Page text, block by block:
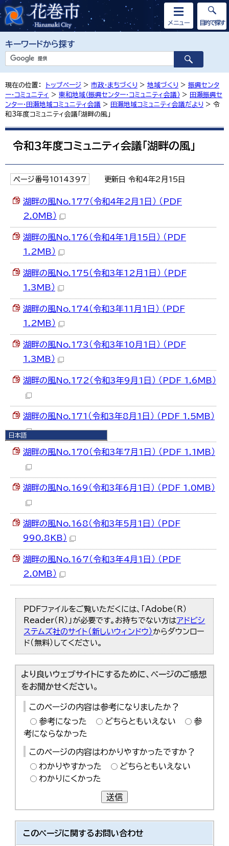
キーワードから探す
メニュー
日本語
English
한국어
繁體中文
目的で探す
現在の位置： トップページ > 市政・まちづくり > 地域づくり > 振興センタ
ー・コミュニティ > 東和地域（振興センター・コミュニティ会議） > 田瀬振興セ
ンター・田瀬地域コミュニティ会議 > 田瀬地域コミュニティ会議だより > 令
和3年度コミュニティ会議「湖畔の風」
令和3年度コミュニティ会議「湖畔の風」
ページ番号1014397 更新日 令和4年2月15日
湖畔の風No.177（令和4年2月1日） （PDF
2.0MB）
湖畔の風No.176（令和4年1月15日） （PDF
1.2MB）
湖畔の風No.175（令和3年12月1日） （PDF
1.3MB）
湖畔の風No.174（令和3年11月1日） （PDF
1.2MB）
湖畔の風No.173（令和3年10月1日） （PDF
1.3MB）
湖畔の風No.172（令和3年9月1日） （PDF 1.6MB）
湖畔の風No.171（令和3年8月1日） （PDF 1.5MB）
湖畔の風No.170（令和3年7月1日） （PDF 1.1MB）
湖畔の風No.169（令和3年6月1日） （PDF 1.0MB）
湖畔の風No.168（令和3年5月1日） （PDF
990.8KB）
湖畔の風No.167（令和3年4月1日） （PDF
2.0MB）
PDFファイルをご覧いただくには、「Adobe（R）
Reader（R）」が必要です。お持ちでない方はアドビシ
ステムズ社のサイト（新しいウィンドウ） からダウンロー
ド（無料）してください。
より良いウェブサイトにするために、ページのご感想
をお聞かせください。
このページの内容は参考になりましたか？
参考になった
どちらともいえない
参
考にならなかった
このページの内容はわかりやすかったですか？
わかりやすかった
どちらともいえない
わかりにくかった
送信
このページに関するお問い合わせ